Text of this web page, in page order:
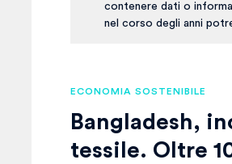
contenere dati o
nel corso degli anni
ECONOMIA SOSTENIBILE
Bangladesh,
tessile. Oltre